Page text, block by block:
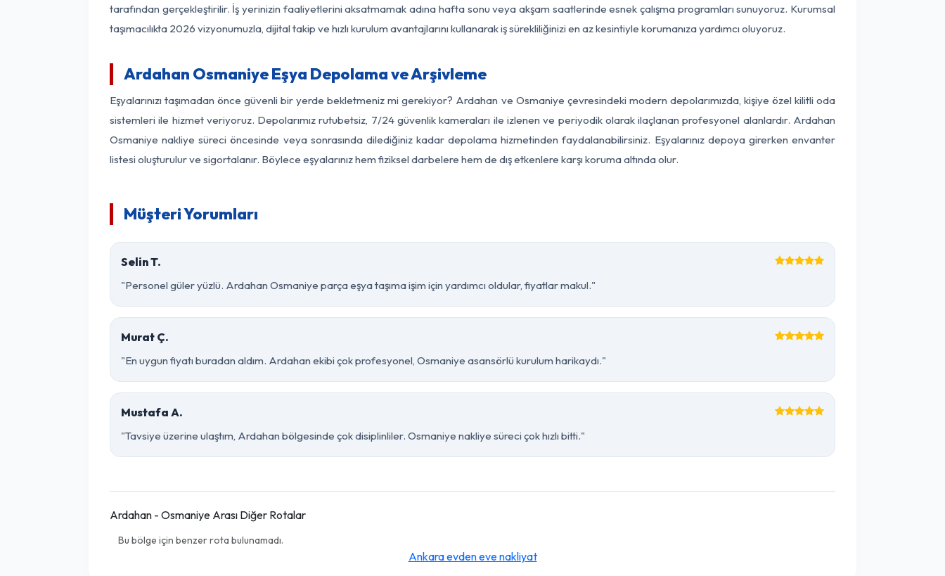
tarafından gerçekleştirilir. İş yerinizin faaliyetlerini aksatmamak adına hafta sonu veya akşam saatlerinde esnek çalışma programları sunuyoruz. Kurumsal
taşımacılıkta 2026 vizyonumuzla, dijital takip ve hızlı kurulum avantajlarını kullanarak iş sürekliliğinizi en az kesintiyle korumanıza yardımcı oluyoruz.
Ardahan Osmaniye Eşya Depolama ve Arşivleme
Eşyalarınızı taşımadan önce güvenli bir yerde bekletmeniz mi gerekiyor? Ardahan ve Osmaniye çevresindeki modern depolarımızda, kişiye özel kilitli oda
sistemleri ile hizmet veriyoruz. Depolarımız rutubetsiz, 7/24 güvenlik kameraları ile izlenen ve periyodik olarak ilaçlanan profesyonel alanlardır. Ardahan
Osmaniye nakliye süreci öncesinde veya sonrasında dilediğiniz kadar depolama hizmetinden faydalanabilirsiniz. Eşyalarınız depoya girerken envanter
listesi oluşturulur ve sigortalanır. Böylece eşyalarınız hem fiziksel darbelere hem de dış etkenlere karşı koruma altında olur.
Müşteri Yorumları
Selin T.
"Personel güler yüzlü. Ardahan Osmaniye parça eşya taşıma işim için yardımcı oldular, fiyatlar makul."
Murat Ç.
"En uygun fiyatı buradan aldım. Ardahan ekibi çok profesyonel, Osmaniye asansörlü kurulum harikaydı."
Mustafa A.
"Tavsiye üzerine ulaştım, Ardahan bölgesinde çok disiplinliler. Osmaniye nakliye süreci çok hızlı bitti."
Ardahan - Osmaniye Arası Diğer Rotalar
Bu bölge için benzer rota bulunamadı.
Ankara evden eve nakliyat